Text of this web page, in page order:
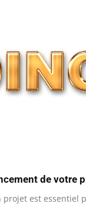
de votre
projet est essentiel